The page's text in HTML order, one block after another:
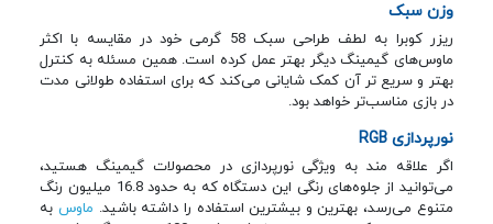
وزن سبک
ریزر کوبرا به لطف طراحی سبک 58 گرمی خود در مقایسه با اکثر
ماوس‌های گیمینگ دیگر بهتر عمل کرده است. همین مسئله به کنترل
بهتر و سریع تر آن کمک شایانی می‌کند که برای استفاده طولانی مدت
در بازی مناسب‌تر خواهد بود.
نورپردازی RGB
اگر علاقه مند به ویژگی نورپردازی در محصولات گیمینگ هستید،
می‌توانید از جلوه‌های رنگی این دستگاه که به حدود 16.8 میلیون رنگ
متنوع می‌رسد، بهترین و بیشترین استفاده را داشته باشید. ماوس به